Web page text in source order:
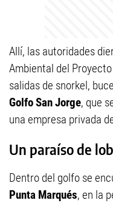
Allí, las autoridades
Ambiental del
salidas de snorkel,
Golfo San Jorge, que
una empresa privada
Un paraíso de
Dentro del golfo se
Punta Marqués, en la